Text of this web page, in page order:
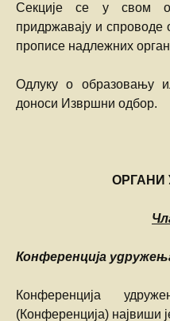
Секције се у свом
придржавају и спроводе
прописе надлежних
Одлуку о образовању
доноси Извршни одбор.
ОРГАНИ
Конференција
Конференција
(Конференција) највиши